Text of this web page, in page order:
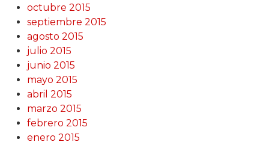
octubre 2015
septiembre 2015
agosto 2015
julio 2015
junio 2015
mayo 2015
abril 2015
marzo 2015
febrero 2015
enero 2015